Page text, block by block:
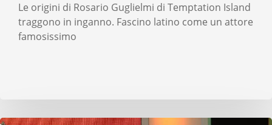
Le origini di Rosario Guglielmi di Temptation Island
traggono in inganno. Fascino latino come un attore
famosissimo